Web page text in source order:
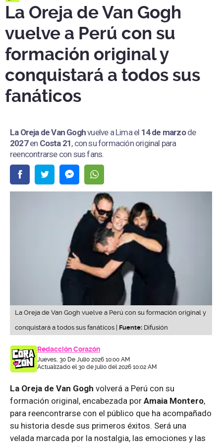
La Oreja de Van Gogh
vuelve a Perú con su
formación original y
conquistará a todos sus
fanáticos
La Oreja de Van Goghvuelve a Lima el 14 de marzode
2027en Costa 21, con su formación original para
reencontrarse con sus fans.
La Oreja de Van Gogh vuelve a Perú con su formación original y
conquistará a todos sus fanáticos | Fuente: Difusión
Redacción Corazón
Jueves, 30 De Julio 2026 10:00 AM
Actualizado el 30 de julio del 2026 10:02 AM
La Oreja de Van Gogh volverá a Perú con su
formación original, encabezada por Amaia Montero,
para reencontrarse con el público que ha acompañado
su historia desde sus primeros éxitos. Será una
velada marcada por la nostalgia, las emociones y las